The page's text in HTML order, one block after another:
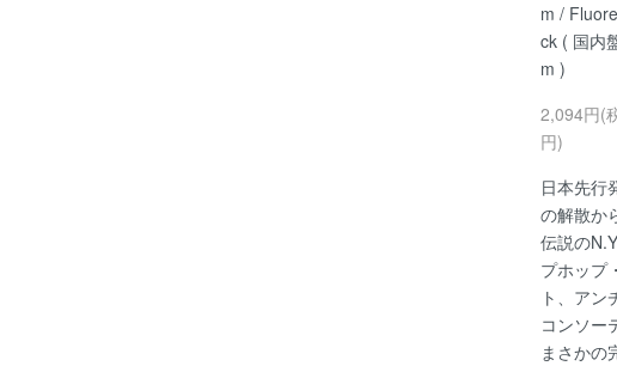
m /
ck ( 国内
m )
2,094円(
円)
日本先行
の解散か
伝説の
プホップ
ト、アン
コンソー
まさかの